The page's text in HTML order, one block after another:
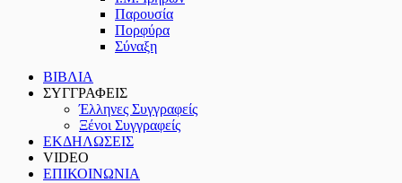
Παρουσία
Πορφύρα
Σύναξη
ΒΙΒΛΙΑ
ΣΥΓΓΡΑΦΕΙΣ
Έλληνες Συγγραφείς
Ξένοι Συγγραφείς
ΕΚΔΗΛΩΣΕΙΣ
VIDEO
ΕΠΙΚΟΙΝΩΝΙΑ